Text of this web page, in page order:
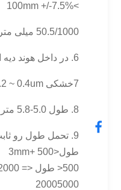
>100mm +/-7.5%
50.5/1000 میلی متر
6. در داخل هوند دیه ایزو H8
7خشکی Ra 0.2 ~ 0.4um
8. طول 5.0-5.8 متر
9. تحمل طول رو ثابت کن
طول<500 +3mm
500< طول <= 2000 +5mm
20005000